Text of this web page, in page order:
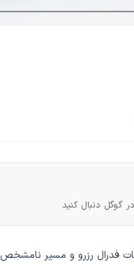
گوگل دنبال کنید
تصمیمات فدرال رزرو و مسیر